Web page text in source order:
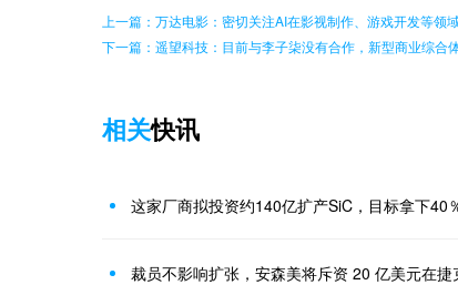
上一篇：万达电影：密切关注AI在影视制作、游戏开发等领
下一篇：遥望科技：目前与李子柒没有合作，新型商业综合
相关快讯
这家厂商拟投资约140亿扩产SiC，目标拿下40
裁员不影响扩张，安森美将斥资 20 亿美元在